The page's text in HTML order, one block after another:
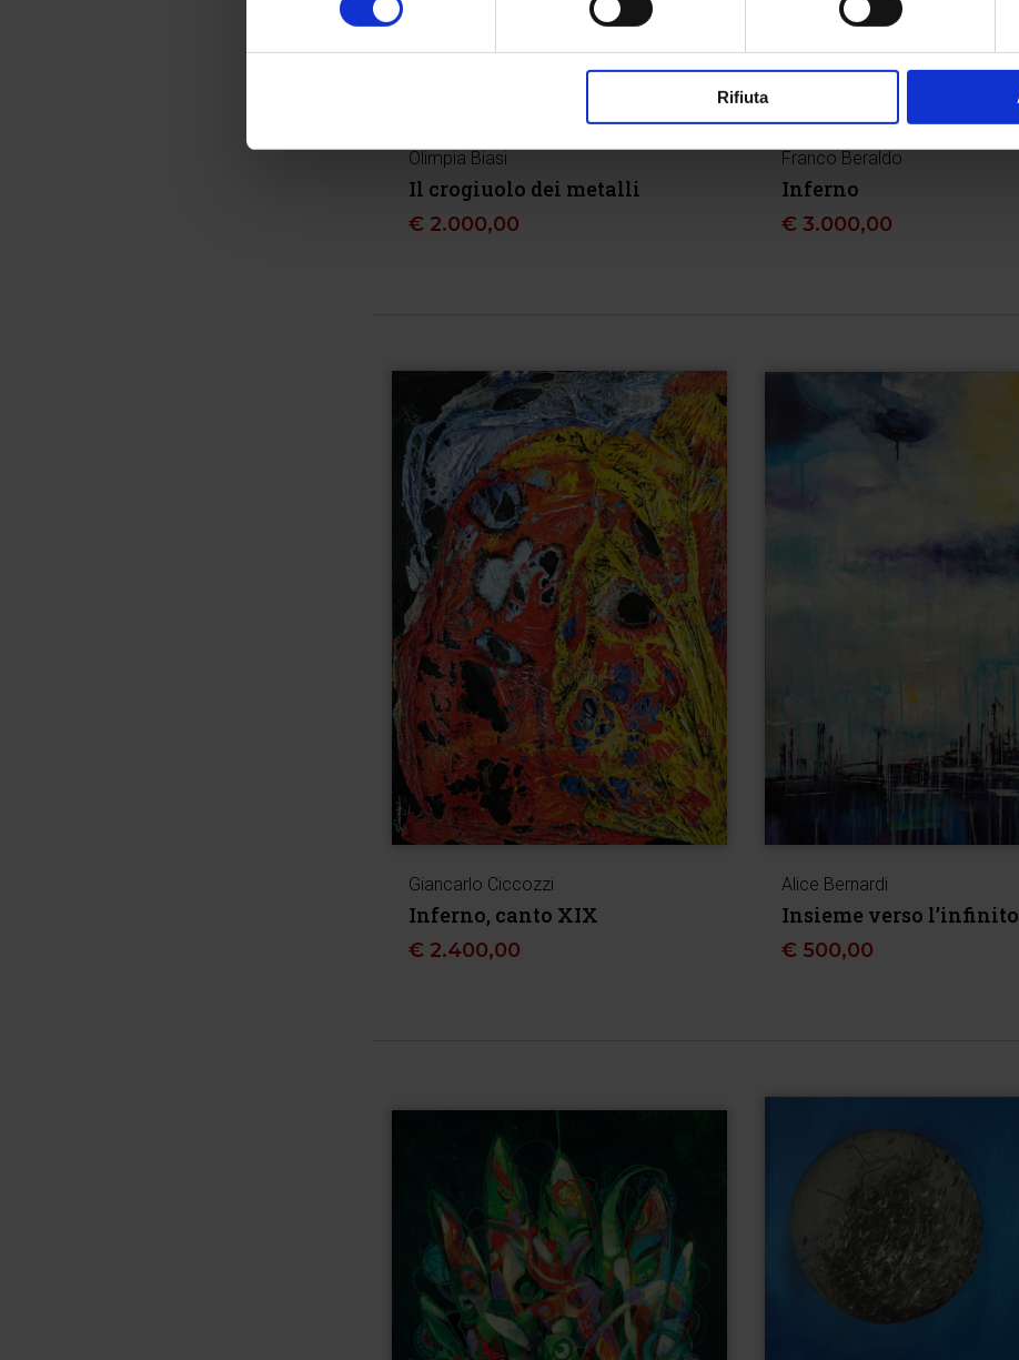
Rifiuta
Olimpia Biasi
Il crogiuolo dei metalli
€ 2.000,00
Franco Beraldo
Inferno
€ 3.000,00
Giancarlo Ciccozzi
Inferno, canto XIX
€ 2.400,00
Alice Bernardi
Insieme verso l’infinito
€ 500,00